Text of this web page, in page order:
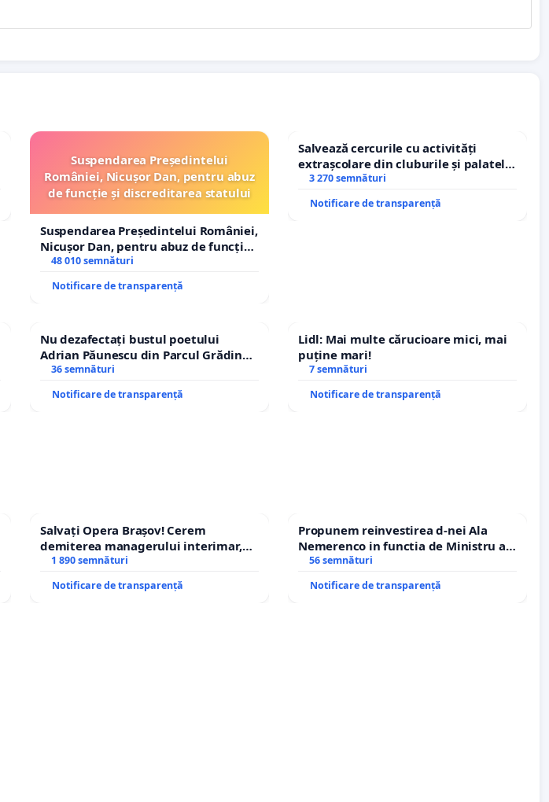
Suspendarea Președintelui
României, Nicușor Dan, pentru abuz
de funcție și discreditarea statului
Suspendarea Președintelui României,
Nicușor Dan, pentru abuz de funcție
și discreditarea statului
48 010 semnături
Notificare de transparență
Salvează cercurile cu activități
extrașcolare din cluburile și palatele
copiilor
3 270 semnături
Notificare de transparență
Nu dezafectați bustul poetului
Adrian Păunescu din Parcul Grădina
Icoanei! Stop cenzurii culturale!
36 semnături
Notificare de transparență
Lidl: Mai multe cărucioare mici, mai
puține mari!
7 semnături
Notificare de transparență
Salvați Opera Brașov! Cerem
demiterea managerului interimar,
Petrean Lucian-Marius!
1 890 semnături
Notificare de transparență
Propunem reinvestirea d-nei Ala
Nemerenco in functia de Ministru al
Sanatatii
56 semnături
Notificare de transparență